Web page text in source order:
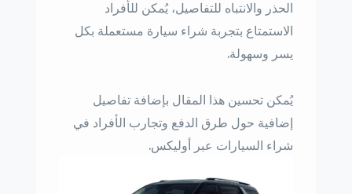
الحذر والانتباه للتفاصيل، يُمكن للأفراد
الاستمتاع بتجربة شراء سيارة مستعملة بكل
يسر وسهولة.
يُمكن تحسين هذا المقال بإضافة تفاصيل
إضافية حول طرق الدفع وتجارب الأفراد في
شراء السيارات عبر أوليكس.